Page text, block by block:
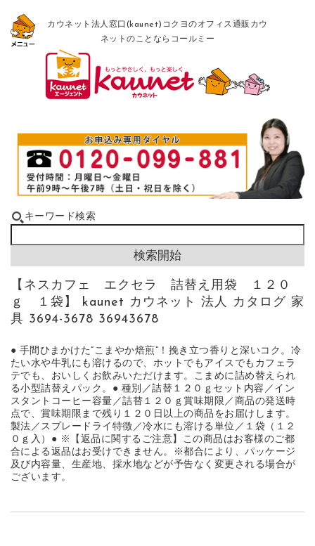
カウネット法人窓口(kaunet)コクヨのオフィス通販カウ
ネットのことならコールミー
キーワード検索
【ネスカフェ エクセラ 詰替え用袋 １２０
ｇ １袋】 kaunet カウネット 法人 カタログ 家
具 3694-3678 36943678
● 手間ひまかけた”こまやか焙煎”！挽き立つ香りと深いコク。冷
たい水や牛乳にも溶けるので、ホットでもアイスでもカフェラ
テでも、おいしくお飲みいただけます。こまめに詰め替えられ
る小型詰替えパック。● 種別／詰替１２０ｇセット内容／イン
スタントコーヒー容量／詰替１２０ｇ賞味期限／商品の発送時
点で、賞味期限まで残り１２０日以上の商品をお届けします。
製法／スプレードライ特徴／冷水にも溶ける単位／１袋（１２
０ｇ入）● ※【返品に関するご注意】この商品はお客様のご都
合による返品はお受けできません。※都合により、パッケージ
及び内容量、生産地、採水地などが予告なく変更される場合が
ございます。